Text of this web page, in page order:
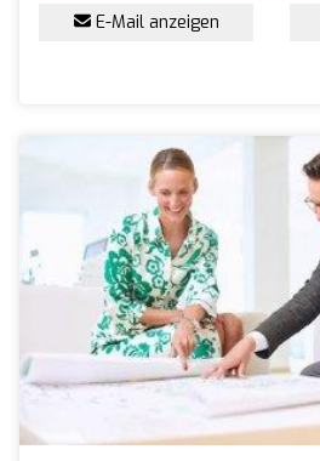
E-Mail anzeigen